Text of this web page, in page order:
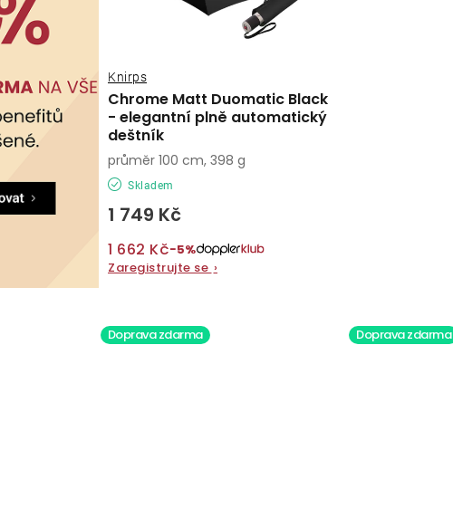
Chrome Matt Duomatic Black
- elegantní plně automatický
deštník
Knirps
Skladem
1 749 Kč
1 662 Kč−5%
Zaregistrujte se ›
průměr 100 cm, 398 g
Doprava zdarma Doprava zdarma